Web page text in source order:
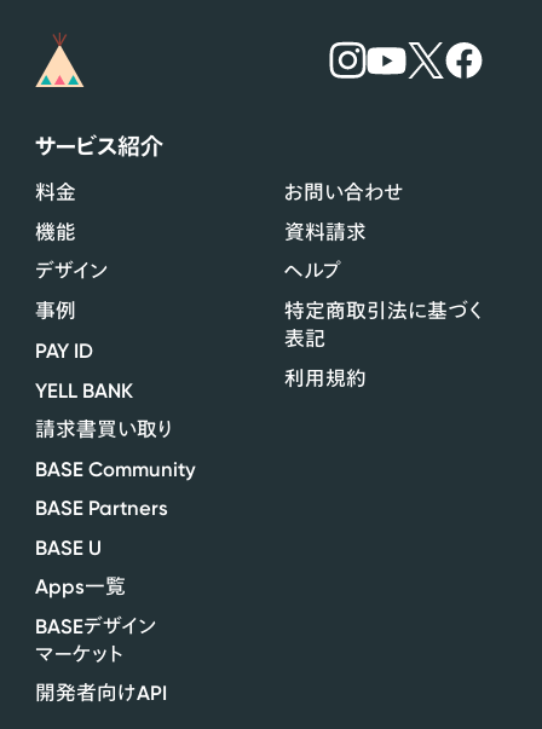
サービス紹介
料金
機能
デザイン
事例
PAY ID
YELL BANK
請求書買い取り
BASE Community
BASE Partners
BASE U
Apps一覧
BASEデザイン
マーケット
開発者向けAPI
お問い合わせ
資料請求
ヘルプ
特定商取引法に基づく
表記
利用規約